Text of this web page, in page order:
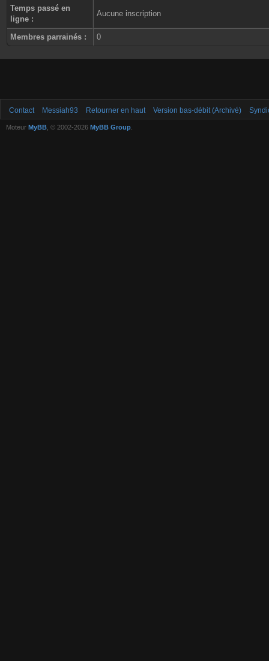
Temps passé en
ligne :
Aucune inscription
Membres parrainés : 0
Contact Messiah93 Retourner en haut Version bas-débit (Archivé)
Moteur MyBB , © 2002-2026 MyBB Group